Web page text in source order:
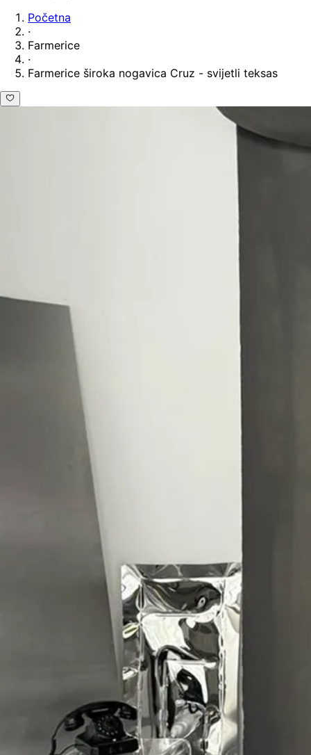
Početna
·
Farmerice
·
Farmerice široka nogavica Cruz - svijetli teksas